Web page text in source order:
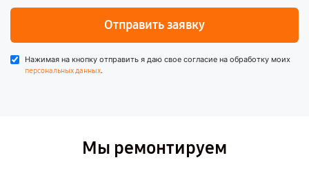
Отправить заявку
Нажимая на кнопку отправить я даю свое согласие на обработку моих
персональных данных.
Мы ремонтируем